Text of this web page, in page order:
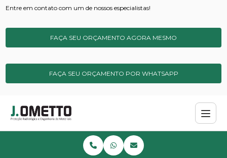
Entre em contato com um de nossos especialistas!
FAÇA SEU ORÇAMENTO AGORA MESMO
FAÇA SEU ORÇAMENTO POR WHATSAPP